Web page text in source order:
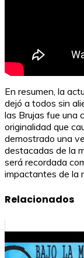
En resumen, la
dejó a todos sin
las Brujas fue una
originalidad que
demostrado una
destacadas de la
será recordada
impactantes de la
Relacionados